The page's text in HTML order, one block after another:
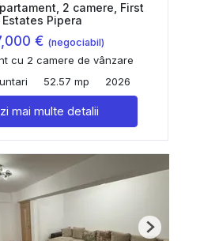
2 camere, First
Estates Pipera
€ (negociabil)
cu 2 camere de vânzare
52.57 mp 2026
mai multe detalii
Next